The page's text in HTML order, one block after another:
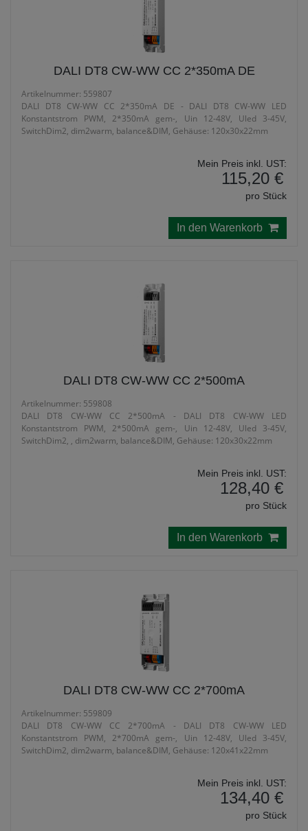
DALI DT8 CW-WW CC 2*350mA DE
Artikelnummer: 559807
DALI DT8 CW-WW CC 2*350mA DE - DALI DT8 CW-WW LED
Konstantstrom PWM, 2*350mA gem-, Uin 12-48V, Uled 3-45V,
SwitchDim2, dim2warm, balance&DIM, Gehäuse: 120x30x22mm
Mein Preis inkl. UST:
115,20 €
pro Stück
In den Warenkorb
DALI DT8 CW-WW CC 2*500mA
Artikelnummer: 559808
DALI DT8 CW-WW CC 2*500mA - DALI DT8 CW-WW LED
Konstantstrom PWM, 2*500mA gem-, Uin 12-48V, Uled 3-45V,
SwitchDim2, , dim2warm, balance&DIM, Gehäuse: 120x30x22mm
Mein Preis inkl. UST:
128,40 €
pro Stück
In den Warenkorb
DALI DT8 CW-WW CC 2*700mA
Artikelnummer: 559809
DALI DT8 CW-WW CC 2*700mA - DALI DT8 CW-WW LED
Konstantstrom PWM, 2*700mA gem-, Uin 12-48V, Uled 3-45V,
SwitchDim2, dim2warm, balance&DIM, Gehäuse: 120x41x22mm
Mein Preis inkl. UST:
134,40 €
pro Stück